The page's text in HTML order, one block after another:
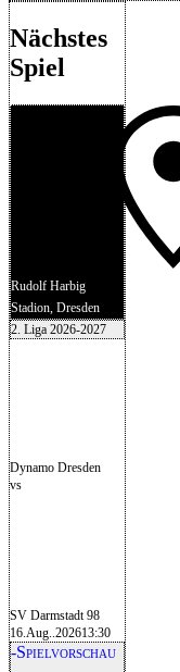
Nächstes
Spiel
Rudolf Harbig
Stadion, Dresden
2. Liga 2026-2027
Dynamo Dresden
vs
SV Darmstadt 98
16.Aug..202613:30
-Spielvorschau